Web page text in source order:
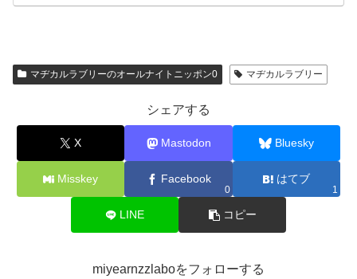
マヂカルラブリーのオールナイトニッポン0 マヂカルラブリー
シェアする
X Mastodon Bluesky
Misskey Facebook
0
はてブ
1
LINE コピー
miyearnzzlaboをフォローする